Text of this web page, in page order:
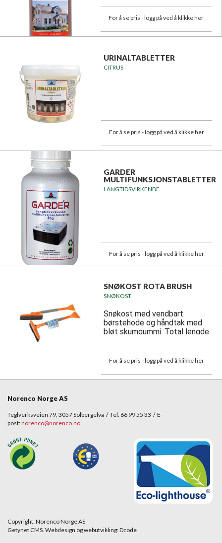
For å se pris - logg på ved å klikke her
URINALTABLETTER
CITRUS
For å se pris - logg på ved å klikke her
GARDER
MULTIFUNKSJONSTABLETTER
LANGTIDSVIRKENDE
For å se pris - logg på ved å klikke her
SNØKOST ROTA BRUSH
SNØKOST
Snøkost med vendbart
børstehode og håndtak med
bløt skumgummi. Total lengde
For å se pris - logg på ved å klikke her
Norenco Norge AS
Teglverksveien 79, 3057 Solbergelva / Tel. 66 99 55 33 / E-
post:norenco@norenco.no
Copyright: Norenco Norge AS
Getynet CMS. Webdesign og webutvikling: Dcode